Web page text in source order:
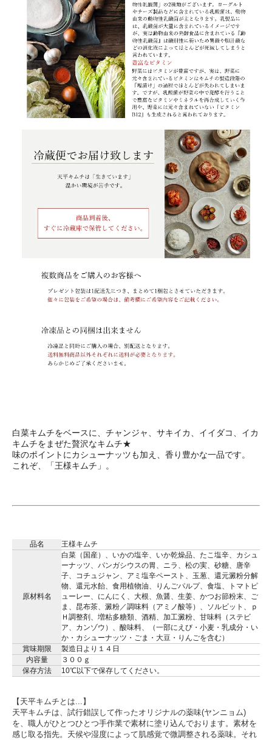
白菜キムチをベースに、チャンジャ、サキイカ、イイダコ、イカ
キムチをまぜた贅沢なキムチ★
味のポイントにカシューナッツも加え、香り豊かな一品です。
これぞ、「王様キムチ」。
品名 王様キムチ
原材料名
白菜（国産）、いかの塩辛、いか乾燥品、たこ塩辛、カシュ
ーナッツ、パンガシウスの胃、ニラ、松の実、砂糖、唐辛
子、コチュジャン、アミ塩辛ペースト、玉葱、還元澱粉分解
物、還元水飴、食用植物油、りんごパルプ、食塩、トマトピ
ューレー、にんにく、大根、魚醤、生姜、かつお節粉末、ご
ま、昆布茶、澱粉／調味料（アミノ酸等）、ソルビット、ｐ
Ｈ調整剤、増粘多糖類、酒精、加工澱粉、甘味料（ステビ
ア、カンゾウ）、酸味料、（一部にえび・小麦・乳成分・い
か・カシューナッツ・ごま・大豆・りんごを含む）
賞味期限
製造日より１４日
内容量
３００ｇ
保存方法
10℃以下で保存してください。
【天平キムチとは...】
天平キムチは、試行錯誤して作ったオリジナルの薬味(ヤンニョム)
を、職人がひとつひとつ手作業で素材に塗り込んでおります。素材を
感じ取る指先。天候や湿度によって肌感覚で微調整される薬味。それ